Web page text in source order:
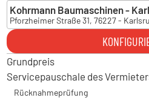
Kohrmann Baumaschinen -
Pforzheimer Straße 31, 76227 -
Kohrmann Baumaschinen -
Pforzheimer Straße 31, 76227 -
Kohrmann Baumaschinen -
Gewerbestraße 32, 79774 - Albbruck ,
Kohrmann Baumaschinen -
Am Bärenacker 4, 79424 - Auggen , DE
Grundpreis
Servicepauschale des
Rücknahmeprüfung